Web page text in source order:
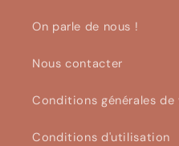
On parle de nous !
Nous contacter
Conditions générales de
Conditions d'utilisation